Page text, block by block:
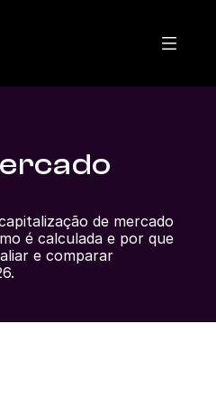
de mercado
é calculada e por que
e comparar